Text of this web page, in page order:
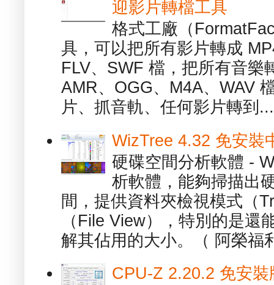
迎影片轉檔工具
格式工廠（
具，可以把所有影片轉成
FLV、SWF 檔，把所有音樂
AMR、OGG、M4A、WAV
片、抓音軌、任何影片轉到...
WizTree 4.32 免安裝
硬碟空間分析軟體 -
析軟體，能夠掃描出
間，提供資料夾檢視模式（
（File View），特別的是還
解其佔用的大小。（ 阿榮福
CPU-Z 2.20.2 免安